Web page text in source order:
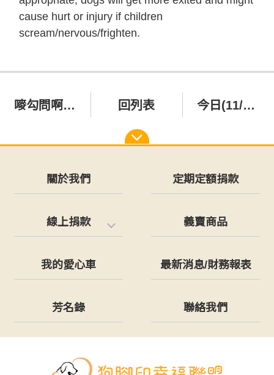
cause hurt or injury if children
scream/nervous/frighten.
嘜勾問啊，公館我們回來囉‼️ 回列表 今日(11/01)公館送養義賣會，因雨停辦乙次，造成不便敬請見諒！
關於我們 定期定額捐款
線上捐款 義賣商品
我的愛心車 最新消息/財務報表
芳名錄 聯絡我們